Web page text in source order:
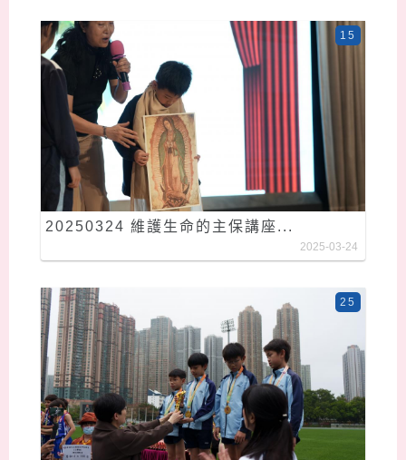
20250324 維護生命的主保講座...
15
2025-03-24
25